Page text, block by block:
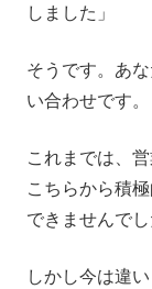
しました」
そうです。あ
い合わせです。
これまでは、
こちらから積
できませんでし
しかし今は違い